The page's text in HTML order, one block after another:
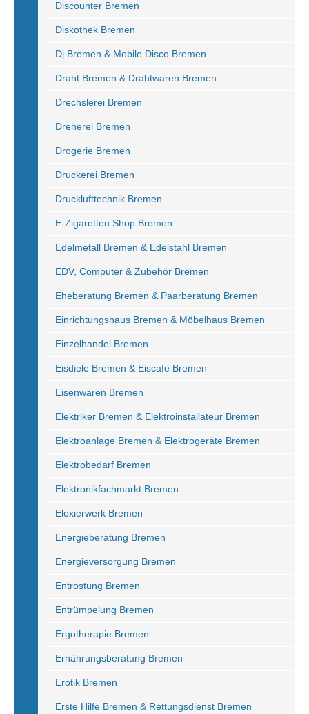
Discounter Bremen
Diskothek Bremen
Dj Bremen & Mobile Disco Bremen
Draht Bremen & Drahtwaren Bremen
Drechslerei Bremen
Dreherei Bremen
Drogerie Bremen
Druckerei Bremen
Drucklufttechnik Bremen
E-Zigaretten Shop Bremen
Edelmetall Bremen & Edelstahl Bremen
EDV, Computer & Zubehör Bremen
Eheberatung Bremen & Paarberatung Bremen
Einrichtungshaus Bremen & Möbelhaus Bremen
Einzelhandel Bremen
Eisdiele Bremen & Eiscafe Bremen
Eisenwaren Bremen
Elektriker Bremen & Elektroinstallateur Bremen
Elektroanlage Bremen & Elektrogeräte Bremen
Elektrobedarf Bremen
Elektronikfachmarkt Bremen
Eloxierwerk Bremen
Energieberatung Bremen
Energieversorgung Bremen
Entrostung Bremen
Entrümpelung Bremen
Ergotherapie Bremen
Ernährungsberatung Bremen
Erotik Bremen
Erste Hilfe Bremen & Rettungsdienst Bremen